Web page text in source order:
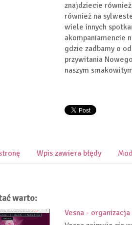
znajdziecie
również na
wiele innych
akompaniamencie
gdzie zadbamy o
przywitania
naszym
Wpis zawiera błędy
warto:
Vesna -